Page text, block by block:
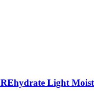
REhydrate Light